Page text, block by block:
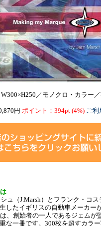
／モノクロ・カラー
円 ポイント：394pt (4%) ご利
ュ（J.Marsh）とフランク・コス
したイギリスの自動車メーカー
は、創始者の一人であるジェムが
な一冊です。300枚を超すカラ